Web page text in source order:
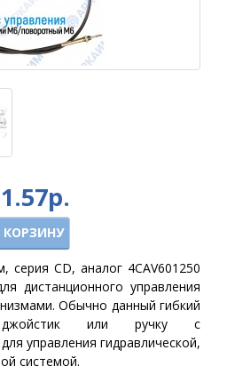
КОРЗИНУ
серия CD, аналог 4CAV601250
дистанционного управления
Обычно данный гибкий
или ручку с
управления гидравлической,
системой.